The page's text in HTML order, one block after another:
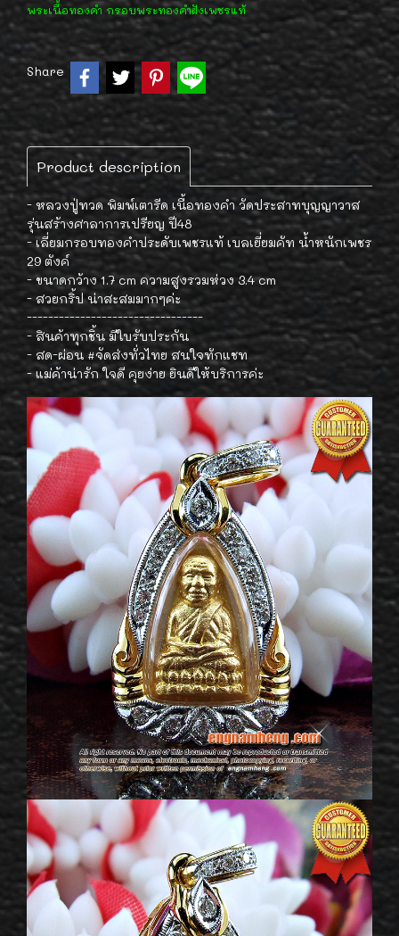
พระเนื้อทองคำ กรอบพระทองคำฝังเพชรแท้
Share
Product description
- หลวงปู่ทวด พิมพ์เตารีด เนื้อทองคำ วัดประสาทบุญญาวาส
รุ่นสร้างศาลาการเปรียญ ปี48
- เลี่ยมกรอบทองคำประดับเพชรแท้ เบลเยี่ยมคัท น้ำหนักเพชร
29 ตังค์
- ขนาดกว้าง 1.7 cm ความสูงรวมห่วง 3.4 cm
- สวยกริ้ป น่าสะสมมากๆค่ะ
---------------------------------
- สินค้าทุกชิ้น มีใบรับประกัน
- สด-ผ่อน #จัดส่งทั่วไทย สนใจทักแชท
- แม่ค้าน่ารัก ใจดี คุยง่าย ยินดีให้บริการค่ะ